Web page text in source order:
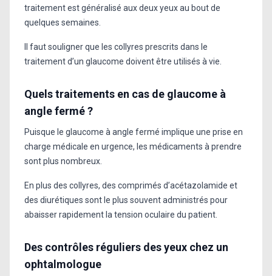
traitement est généralisé aux deux yeux au bout de
quelques semaines.
Il faut souligner que les collyres prescrits dans le
traitement d’un glaucome doivent être utilisés à vie.
Quels traitements en cas de glaucome à
angle fermé ?
Puisque le glaucome à angle fermé implique une prise en
charge médicale en urgence, les médicaments à prendre
sont plus nombreux.
En plus des collyres, des comprimés d’acétazolamide et
des diurétiques sont le plus souvent administrés pour
abaisser rapidement la tension oculaire du patient.
Des contrôles réguliers des yeux chez un
ophtalmologue